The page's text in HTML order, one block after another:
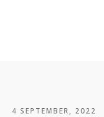
4 SEPTEMBER, 2022